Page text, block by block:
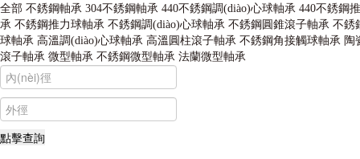
全部 不銹鋼軸承 304不銹鋼軸承 440不銹鋼調(diào)心球軸承 440不銹鋼
承 不銹鋼推力球軸承 不銹鋼調(diào)心球軸承 不銹鋼圓錐滾子軸承 不銹
球軸承 高溫調(diào)心球軸承 高溫圓柱滾子軸承 不銹鋼角接觸球軸承 陶
滾子軸承 微型軸承 不銹鋼微型軸承 法蘭微型軸承